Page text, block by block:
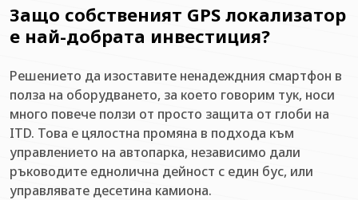
Защо собственият GPS локализатор
е най-добрата инвестиция?
Решението да изоставите ненадеждния смартфон в
полза на оборудването, за което говорим тук, носи
много повече ползи от просто защита от глоби на
ITD. Това е цялостна промяна в подхода към
управлението на автопарка, независимо дали
ръководите еднолична дейност с един бус, или
управлявате десетина камиона.